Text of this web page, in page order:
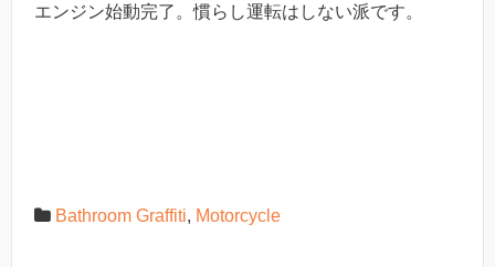
エンジン始動完了。慣らし運転はしない派です。
Bathroom Graffiti, Motorcycle